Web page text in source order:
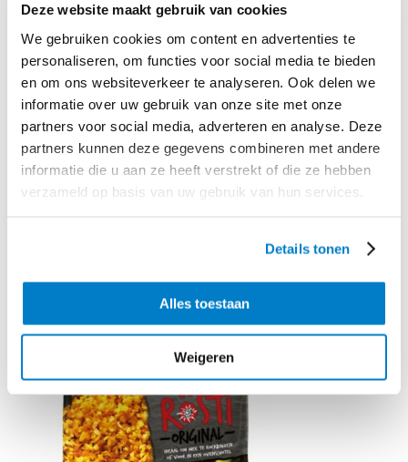
Deze website maakt gebruik van cookies
We gebruiken cookies om content en advertenties te
personaliseren, om functies voor social media te bieden
en om ons websiteverkeer te analyseren. Ook delen we
informatie over uw gebruik van onze site met onze
partners voor social media, adverteren en analyse. Deze
partners kunnen deze gegevens combineren met andere
informatie die u aan ze heeft verstrekt of die ze hebben
verzameld op basis van uw gebruik van hun services.
Details tonen
Alles toestaan
Weigeren
bakplaat iets afkoelen en knapperig worden.
Verdeelde carpaccio over 4 borden. Rangschik de sla, tomaatjes en
kappertjes erop. Besprenkel de carpaccio met de olijfolie en bestrooi
met peper naar smaak.
Garneerelk bord met een rösti-parmezaankoekje. Serveer de rest van
de koekjes apart erbij.